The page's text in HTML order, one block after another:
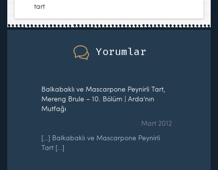
tart
Yorumlar
Balkabaklı ve Mascarpone Peynirli Tart,
Mereng Brule – 10. Bölüm | Arda'nın
Mutfağı
Mart 2012
[…] Balkabaklı ve Mascarpone Peynirli
Tart […]